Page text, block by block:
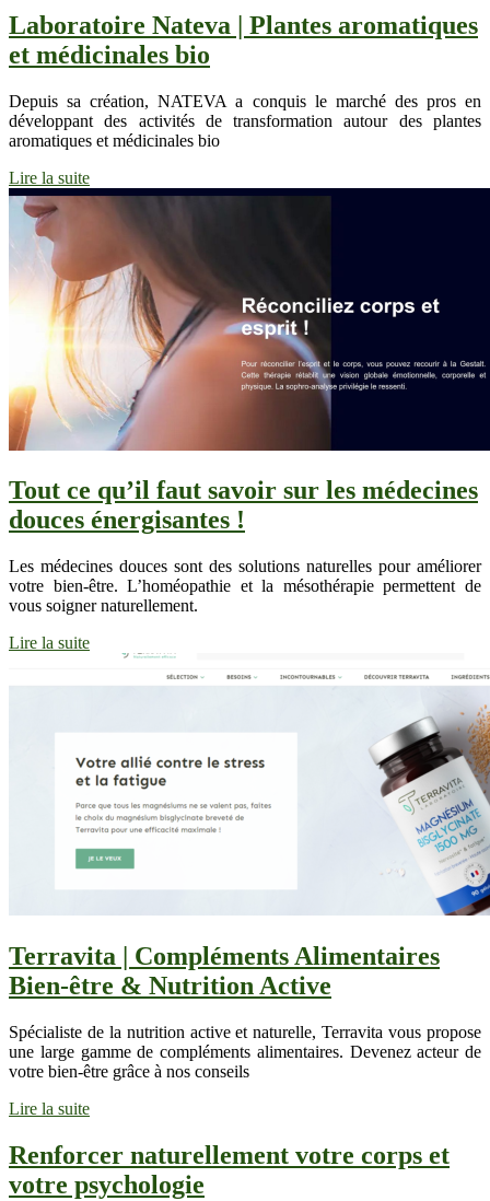
Laboratoire Nateva | Plantes aromatiques
et médicinales bio
Depuis sa création, NATEVA a conquis le marché des pros en
développant des activités de transformation autour des plantes
aromatiques et médicinales bio
Lire la suite
Tout ce qu’il faut savoir sur les médecines
douces énergisantes !
Les médecines douces sont des solutions naturelles pour améliorer
votre bien-être. L’homéopathie et la mésothérapie permettent de
vous soigner naturellement.
Lire la suite
Terravita | Compléments Alimentaires
Bien-être & Nutrition Active
Spécialiste de la nutrition active et naturelle, Terravita vous propose
une large gamme de compléments alimentaires. Devenez acteur de
votre bien-être grâce à nos conseils
Lire la suite
Renforcer naturellement votre corps et
votre psychologie